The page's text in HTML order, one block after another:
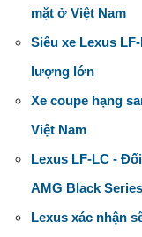
mặt ở Việt Nam
Siêu xe Lexus
lượng lớn
Xe coupe hạng
Việt Nam
Lexus LF-LC -
AMG Black Series
Lexus xác nhận